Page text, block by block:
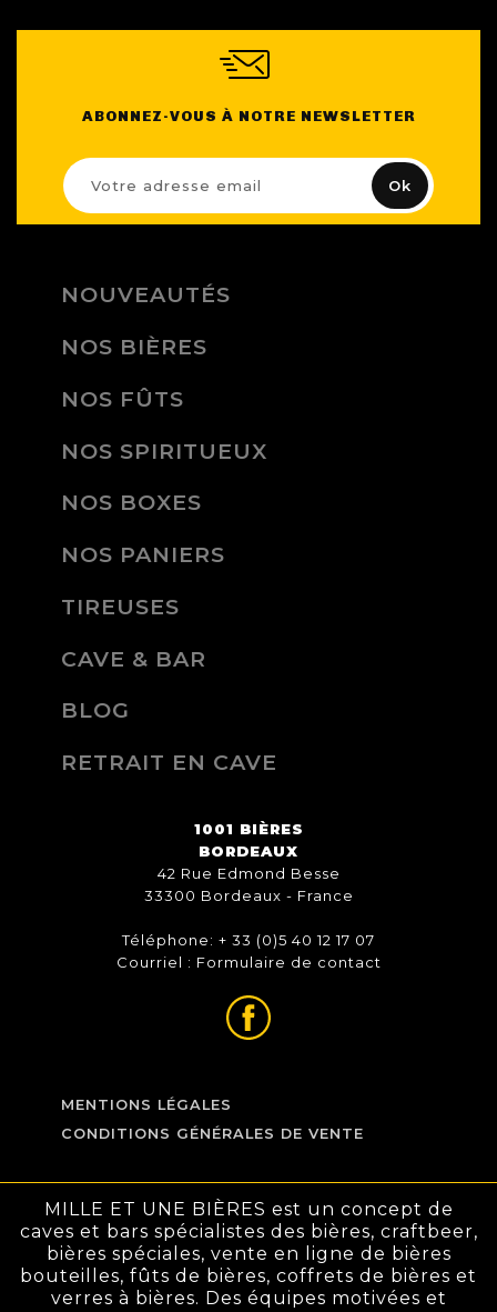
ABONNEZ-VOUS À NOTRE NEWSLETTER
NOUVEAUTÉS
NOS BIÈRES
NOS FÛTS
NOS SPIRITUEUX
NOS BOXES
NOS PANIERS
TIREUSES
CAVE & BAR
BLOG
RETRAIT EN CAVE
1001 BIÈRES
BORDEAUX
42 Rue Edmond Besse
33300 Bordeaux - France
Téléphone: + 33 (0)5 40 12 17 07
Courriel : Formulaire de contact
MENTIONS LÉGALES
CONDITIONS GÉNÉRALES DE VENTE
MILLE ET UNE BIÈRES est un concept de
caves et bars spécialistes des bières, craftbeer,
bières spéciales, vente en ligne de bières
bouteilles, fûts de bières, coffrets de bières et
verres à bières. Des équipes motivées et